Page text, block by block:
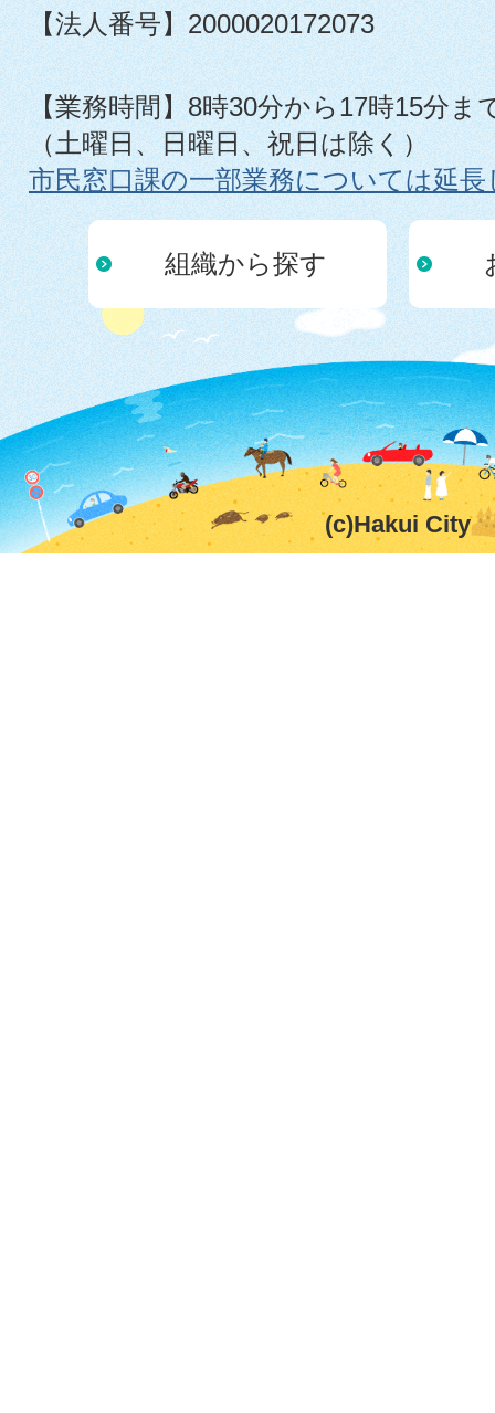
【法人番号】2000020172073
【業務時間】8時30分から17時15分ま
（土曜日、日曜日、祝日は除く）
市民窓口課の一部業務については延
組織から探す
(c)Hakui City